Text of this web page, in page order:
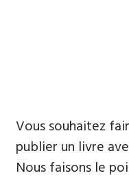
Vous souhaitez
publier un livre
Nous faisons le